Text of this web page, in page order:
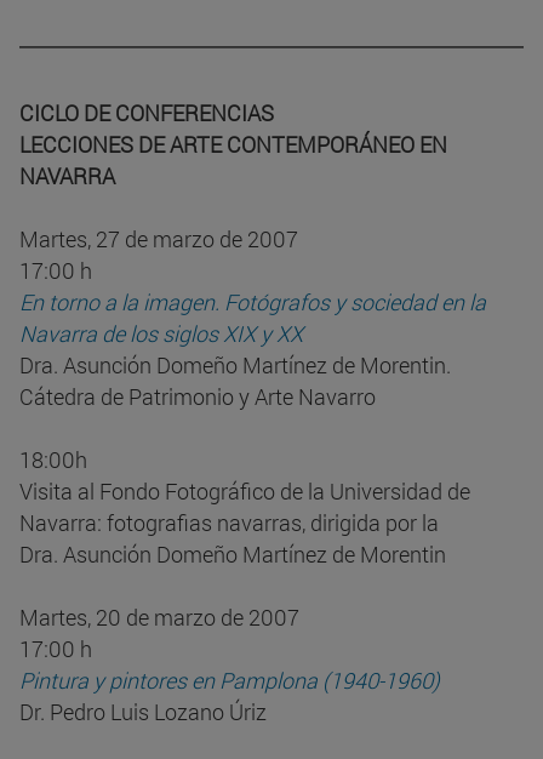
CICLO DE CONFERENCIAS
LECCIONES DE ARTE CONTEMPORÁNEO EN
NAVARRA
Martes, 27 de marzo de 2007
17:00 h
En torno a la imagen. Fotógrafos y sociedad en la
Navarra de los siglos XIX y XX
Dra. Asunción Domeño Martínez de Morentin.
Cátedra de Patrimonio y Arte Navarro
18:00h
Visita al Fondo Fotográfico de la Universidad de
Navarra: fotografias navarras, dirigida por la
Dra. Asunción Domeño Martínez de Morentin
Martes, 20 de marzo de 2007
17:00 h
Pintura y pintores en Pamplona (1940-1960)
Dr. Pedro Luis Lozano Úriz